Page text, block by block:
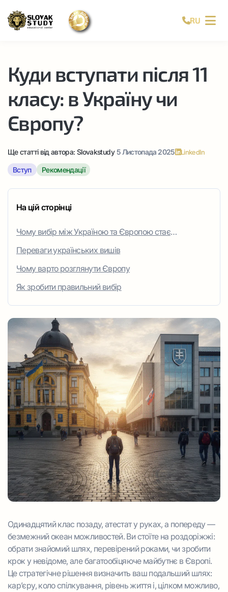
RU
Куди вступати після 11
класу: в Україну чи
Європу?
Ще статті від автора: Slovakstudy 5 Листопада 2025 LinkedIn
Вступ Рекомендації
На цій сторінці
Чому вибір між Україною та Європою стає
Переваги українських вишів
Чому варто розглянути Європу
Як зробити правильний вибір
Одинадцятий клас позаду, атестат у руках, а попереду —
безмежний океан можливостей. Ви стоїте на роздоріжжі:
обрати знайомий шлях, перевірений роками, чи зробити
крок у невідоме, але багатообіцяюче майбутнє в Європі.
Це стратегічне рішення визначить ваш подальший шлях:
кар’єру, коло спілкування, рівень життя і, цілком можливо,